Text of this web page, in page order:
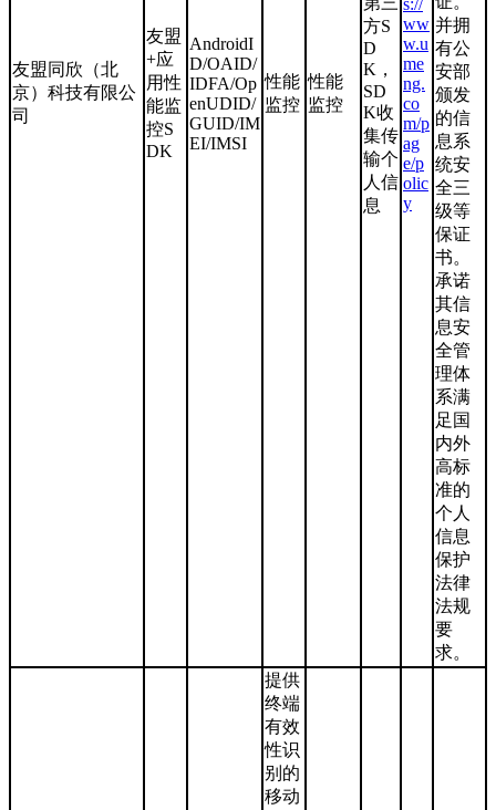
友盟同欣（北
京）科技有限公
司
友盟
+应
用性
能监
控S
DK
AndroidI
D/OAID/
IDFA/Op
enUDID/
GUID/IM
EI/IMSI
性能
监控
性能
监控
方S
D
K，
SD
K收
集传
输个
人信
息
s://
ww
w.u
me
ng.
co
m/p
ag
e/p
olic
y
并拥
有公
安部
颁发
的信
息系
统安
全三
级等
保证
书。
承诺
其信
息安
全管
理体
系满
足国
内外
高标
准的
个人
信息
保护
法律
法规
要
求。
提供
终端
有效
性识
别的
移动